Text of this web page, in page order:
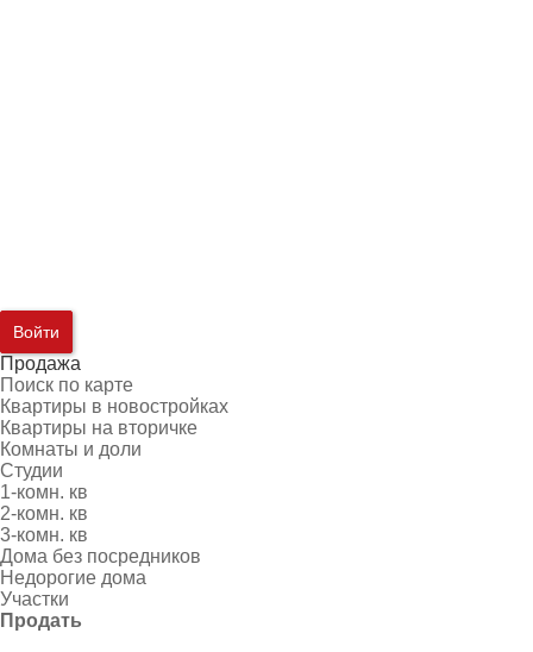
Войти
Продажа
Поиск по карте
Квартиры в новостройках
Квартиры на вторичке
Комнаты и доли
Студии
1-комн. кв
2-комн. кв
3-комн. кв
Дома без посредников
Недорогие дома
Участки
Продать